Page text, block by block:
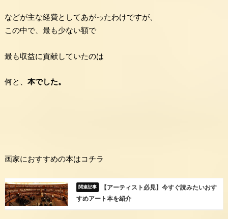
などが主な経費としてあがったわけですが、
この中で、最も少ない額で
最も収益に貢献していたのは
何と、 本でした。
画家におすすめの本はコチラ
【アーティスト必見】今すぐ読みたいおす
すめアート本を紹介